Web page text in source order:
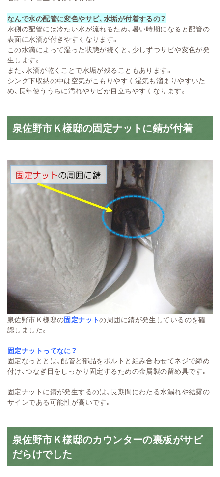
なんで水の配管に変色やサビ、水垢が付着するの？
水側の配管には冷たい水が流れるため、暑い時期になると配管の
表面に水滴が付きやすくなります。
この水滴によって湿った状態が続くと、少しずつサビや変色が発
生します。
また、水滴が乾くことで水垢が残ることもあります。
シンク下収納の中は空気がこもりやすく湿気も溜まりやすいた
め、長年使ううちに汚れやサビが目立ちやすくなります。
泉佐野市Ｋ様邸の固定ナットに錆が付着
泉佐野市Ｋ様邸の固定ナットの周囲に錆が発生しているのを確
認しました。
固定ナットってなに？
固定なっととは、配管と部品をボルトと組み合わせてネジで締め
付け、つなぎ目をしっかり固定するための金属製の留め具です。
固定ナットに錆が発生するのは、長期間にわたる水漏れや結露の
サインである可能性が高いです。
泉佐野市Ｋ様邸のカウンターの裏板がサビ
だらけでした